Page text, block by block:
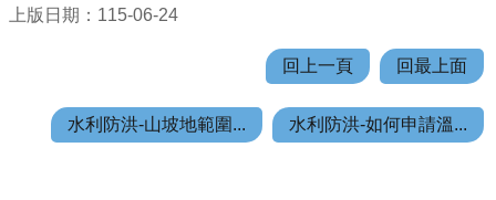
訊
上版日期：115-06-24
回上一頁 回最上面
水利防洪-山坡地範圍... 水利防洪-如何申請溫...